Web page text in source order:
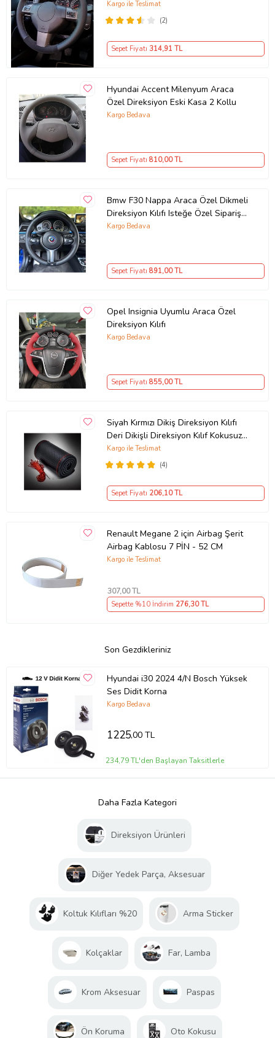
yüzüklü ( 38×10.5CM )
(2)
Kargo ile Teslimat
Sepet Fiyatı 314,91 TL
Hyundai Accent Milenyum Araca
Özel Direksiyon Eski Kasa 2 Kollu
Kargo Bedava
Sepet Fiyatı 810,00 TL
Bmw F30 Nappa Araca Özel Dikmeli
Direksiyon Kılıfı Isteğe Özel Sipariş
Yapmıyorum
Kargo Bedava
Sepet Fiyatı 891,00 TL
Opel Insignia Uyumlu Araca Özel
Direksiyon Kılıfı
Kargo Bedava
Sepet Fiyatı 855,00 TL
Siyah Kırmızı Dikiş Direksiyon Kılıfı
Deri Dikişli Direksiyon Kılıf Kokusuz
Kılıf
(4)
Kargo ile Teslimat
Sepet Fiyatı 206,10 TL
Renault Megane 2 için Airbag Şerit
Airbag Kablosu 7 PİN - 52 CM
Kargo ile Teslimat
307,00 TL
Sepette %10 İndirim 276,30 TL
Son Gezdikleriniz
Hyundai i30 2024 4/N Bosch Yüksek
Ses Didit Korna
Kargo Bedava
1225,00 TL
234,79 TL'den Başlayan Taksitlerle
Daha Fazla Kategori
Direksiyon Ürünleri
Diğer Yedek Parça, Aksesuar
Koltuk Kılıfları %20 Arma Sticker
Kolçaklar Far, Lamba
Krom Aksesuar Paspas
Ön Koruma Oto Kokusu